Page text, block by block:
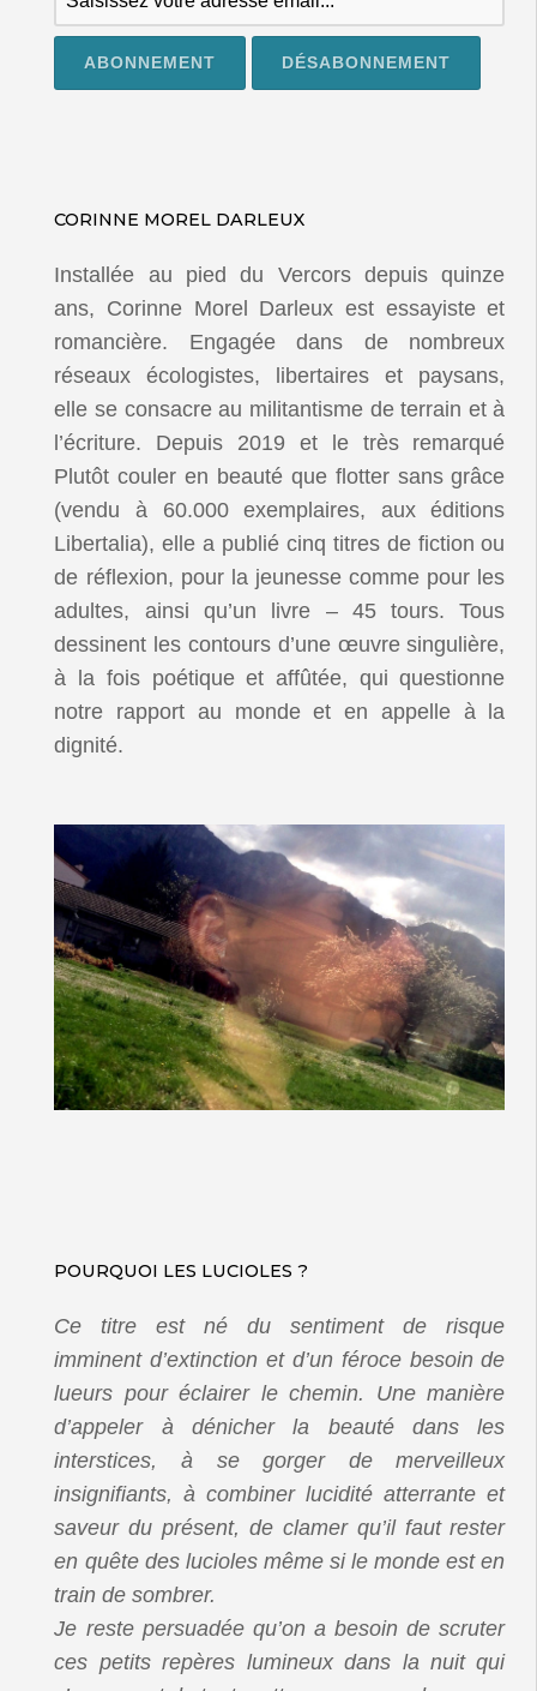
CORINNE MOREL DARLEUX
Installée au pied du Vercors depuis quinze
ans, Corinne Morel Darleux est essayiste et
romancière. Engagée dans de nombreux
réseaux écologistes, libertaires et paysans,
elle se consacre au militantisme de terrain et à
l’écriture. Depuis 2019 et le très remarqué
Plutôt couler en beauté que flotter sans grâce
(vendu à 60.000 exemplaires, aux éditions
Libertalia), elle a publié cinq titres de fiction ou
de réflexion, pour la jeunesse comme pour les
adultes, ainsi qu’un livre – 45 tours. Tous
dessinent les contours d’une œuvre singulière,
à la fois poétique et affûtée, qui questionne
notre rapport au monde et en appelle à la
dignité.
POURQUOI LES LUCIOLES ?
Ce titre est né du sentiment de risque
imminent d’extinction et d’un féroce besoin de
lueurs pour éclairer le chemin. Une manière
d’appeler à dénicher la beauté dans les
interstices, à se gorger de merveilleux
insignifiants, à combiner lucidité atterrante et
saveur du présent, de clamer qu’il faut rester
en quête des lucioles même si le monde est en
train de sombrer.
Je reste persuadée qu’on a besoin de scruter
ces petits repères lumineux dans la nuit qui